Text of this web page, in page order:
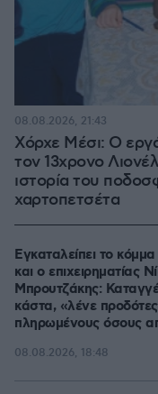
Χόρχε Μέσι: Ο
τον 13χρονο
ιστορία του
χαρτοπετσέτα
08.08.2026, 21:43
Εγκαταλείπει το
και ο επιχειρηματίας
Μπρουτζάκης:
κάστα, «λένε προδότες
πληρωμένους όσους
08.08.2026, 18:48